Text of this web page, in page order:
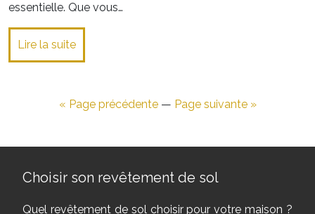
essentielle. Que vous…
Lire la suite
« Page précédente— Page suivante »
Choisir son revêtement de sol
Quel revêtement de sol choisir pour votre maison ?